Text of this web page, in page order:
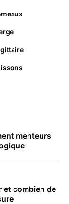
menteurs
et combien de